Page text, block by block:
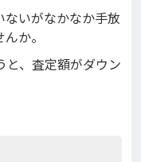
いがなかなか手放
か。
と、査定額がダウン